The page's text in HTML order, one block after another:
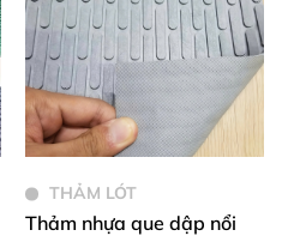
THẢM LÓT
Thảm nhựa que dập nổi